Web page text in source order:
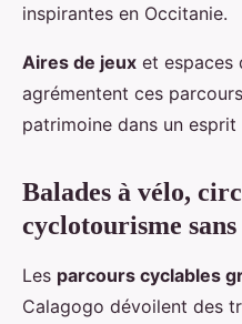
inspirantes en Occitanie.
Aires de jeux et espaces
agrémentent ces
patrimoine dans un
Balades à vélo,
cyclotourisme
Les parcours cyclables
Calagogo dévoilent des